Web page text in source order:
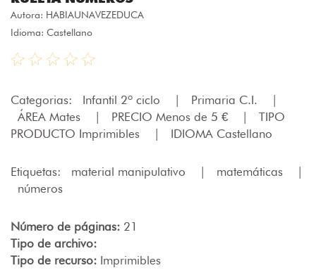
Autora: HABIAUNAVEZEDUCA
Idioma: Castellano
Categorias: Infantil 2º ciclo | Primaria C.I.
|
ÁREA Mates
| PRECIO Menos de 5 € |
TIPO
PRODUCTO Imprimibles
| IDIOMA Castellano
Etiquetas: material manipulativo | matemáticas
|
números
Número de páginas: 21
Tipo de archivo:
Tipo de recurso: Imprimibles